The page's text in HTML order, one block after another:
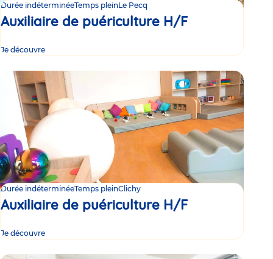
Durée indéterminéeTemps pleinLe Pecq
Auxiliaire de puériculture H/F
Je découvre
Durée indéterminéeTemps pleinClichy
Auxiliaire de puériculture H/F
Je découvre